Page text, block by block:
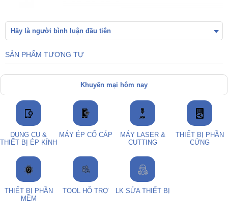
Hãy là người bình luận đầu tiên
SẢN PHẨM TƯƠNG TỰ
Khuyến mại hôm nay
DỤNG CỤ &
THIẾT BỊ ÉP KÍNH
MÁY ÉP CỔ CÁP
MÁY LASER &
CUTTING
THIẾT BỊ PHẦN
CỨNG
THIẾT BỊ PHẦN
MỀM
TOOL HỖ TRỢ LK SỬA THIẾT BỊ